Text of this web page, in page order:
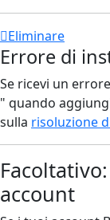
Eliminare
Errore di
Se ricevi un
" quando
sulla risoluzione
account